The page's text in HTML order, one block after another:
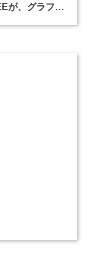
が、グラフィ